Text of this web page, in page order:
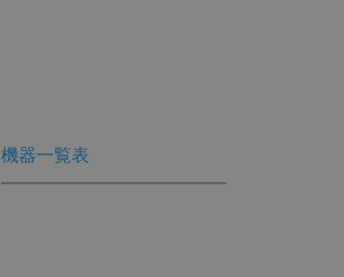
機器一覧表